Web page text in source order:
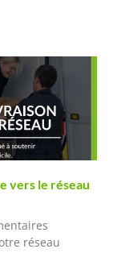
vers le réseau
réseau